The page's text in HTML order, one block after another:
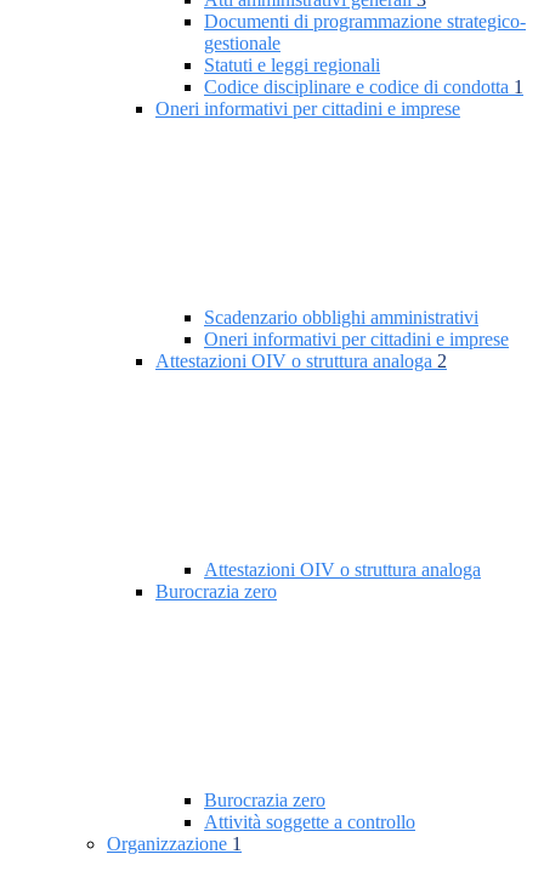
Documenti di programmazione strategico-
gestionale
Statuti e leggi regionali
Codice disciplinare e codice di condotta 1
Oneri informativi per cittadini e imprese
Scadenzario obblighi amministrativi
Oneri informativi per cittadini e imprese
Attestazioni OIV o struttura analoga 2
Attestazioni OIV o struttura analoga
Burocrazia zero
Burocrazia zero
Attività soggette a controllo
Organizzazione 1